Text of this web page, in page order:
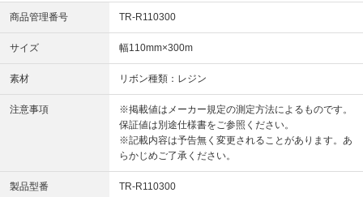
商品管理番号 TR-R110300
サイズ 幅110mm×300m
素材 リボン種類：レジン
注意事項
※掲載値はメーカー規定の測定方法によるものです。
保証値は別途仕様書をご参照ください。
※記載内容は予告無く変更されることがあります。あ
らかじめご了承ください。
製品型番 TR-R110300